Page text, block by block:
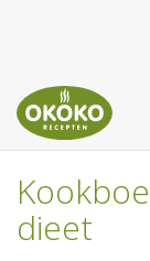
dieet